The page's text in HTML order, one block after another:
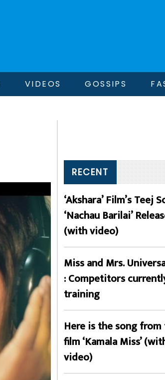
VIDEOS GOSSIPS
RECENT
‘Akshara’ Film’s Teej
‘Nachau Barilai’
(with video)
Miss and Mrs.
: Competitors
training
Here is the song
film ‘Kamala Miss’
video)